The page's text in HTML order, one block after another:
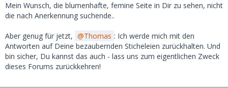
Mein Wunsch, die blumenhafte, femine Seite in Dir zu sehen, nicht
die nach Anerkennung suchende..
Aber genug für jetzt, Thomas : Ich werde mich mit den
Antworten auf Deine bezaubernden Sticheleien zurückhalten. Und
bin sicher, Du kannst das auch - lass uns zum eigentlichen Zweck
dieses Forums zurückkehren!